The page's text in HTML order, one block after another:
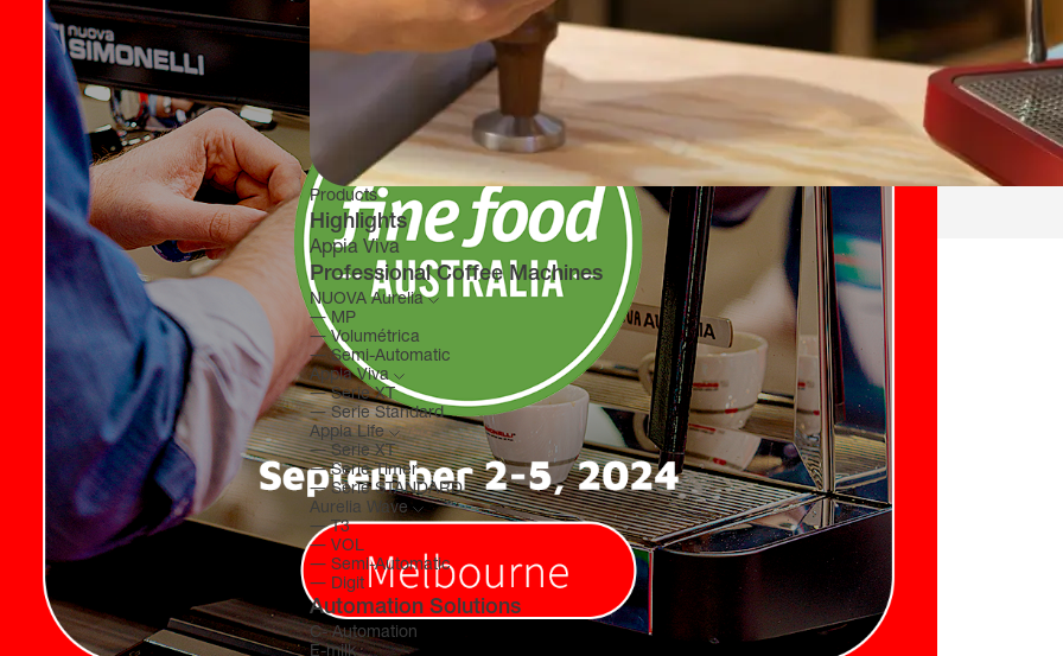
Products
Highlights
Appia Viva
Professional Coffee Machines
NUOVA Aurelia
―MP
―Volumétrica
― Semi-Automatic
Appia Viva
―Serie XT
―Serie Standard
Appia Life
―Serie XT
―Serie Timer
―Serie STANDARD
Aurelia Wave
―T3
― VOL
― Semi-Automatic
― Digit
Automation Solutions
C- Automation
E-milk